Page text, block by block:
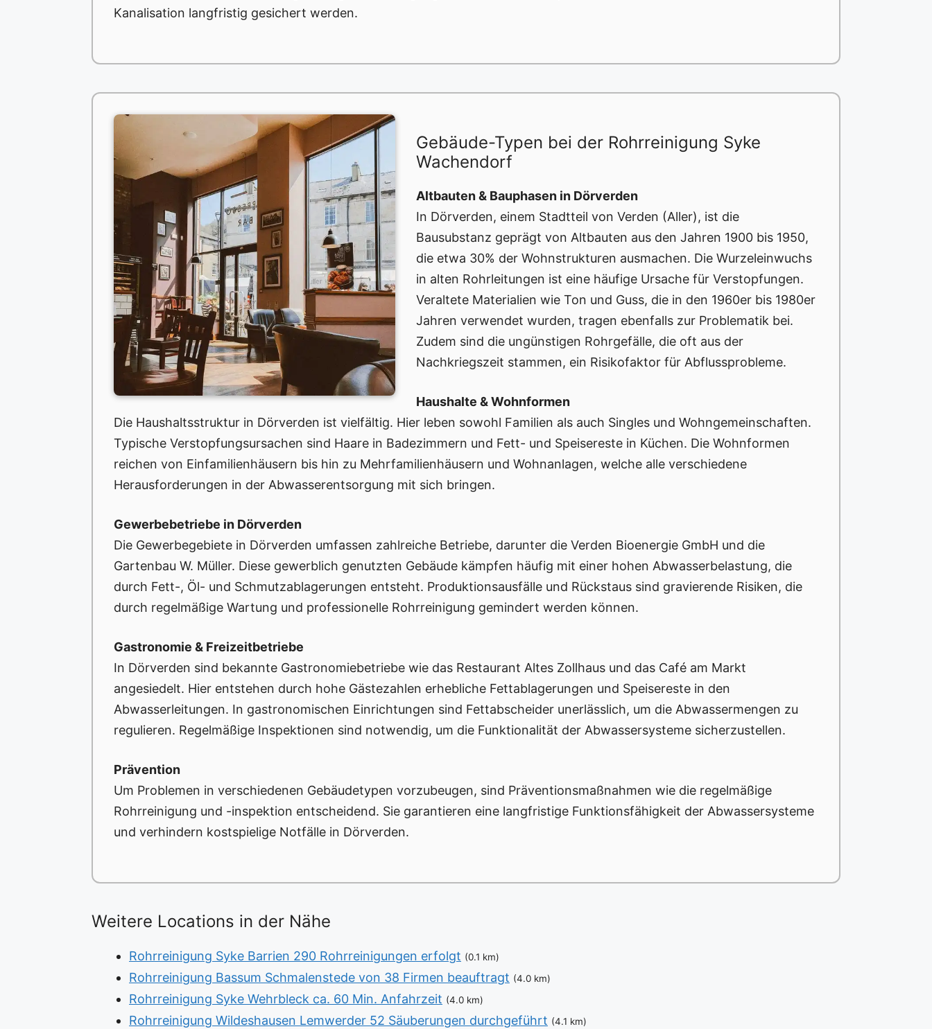
Kanalisation langfristig gesichert werden.
Gebäude-Typen bei der Rohrreinigung Syke
Wachendorf
Altbauten & Bauphasen in Dörverden
In Dörverden, einem Stadtteil von Verden (Aller), ist die
Bausubstanz geprägt von Altbauten aus den Jahren 1900 bis 1950,
die etwa 30% der Wohnstrukturen ausmachen. Die Wurzeleinwuchs
in alten Rohrleitungen ist eine häufige Ursache für Verstopfungen.
Veraltete Materialien wie Ton und Guss, die in den 1960er bis 1980er
Jahren verwendet wurden, tragen ebenfalls zur Problematik bei.
Zudem sind die ungünstigen Rohrgefälle, die oft aus der
Nachkriegszeit stammen, ein Risikofaktor für Abflussprobleme.
Haushalte & Wohnformen
Die Haushaltsstruktur in Dörverden ist vielfältig. Hier leben sowohl Familien als auch Singles und Wohngemeinschaften.
Typische Verstopfungsursachen sind Haare in Badezimmern und Fett- und Speisereste in Küchen. Die Wohnformen
reichen von Einfamilienhäusern bis hin zu Mehrfamilienhäusern und Wohnanlagen, welche alle verschiedene
Herausforderungen in der Abwasserentsorgung mit sich bringen.
Gewerbebetriebe in Dörverden
Die Gewerbegebiete in Dörverden umfassen zahlreiche Betriebe, darunter die Verden Bioenergie GmbH und die
Gartenbau W. Müller. Diese gewerblich genutzten Gebäude kämpfen häufig mit einer hohen Abwasserbelastung, die
durch Fett-, Öl- und Schmutzablagerungen entsteht. Produktionsausfälle und Rückstaus sind gravierende Risiken, die
durch regelmäßige Wartung und professionelle Rohrreinigung gemindert werden können.
Gastronomie & Freizeitbetriebe
In Dörverden sind bekannte Gastronomiebetriebe wie das Restaurant Altes Zollhaus und das Café am Markt
angesiedelt. Hier entstehen durch hohe Gästezahlen erhebliche Fettablagerungen und Speisereste in den
Abwasserleitungen. In gastronomischen Einrichtungen sind Fettabscheider unerlässlich, um die Abwassermengen zu
regulieren. Regelmäßige Inspektionen sind notwendig, um die Funktionalität der Abwassersysteme sicherzustellen.
Prävention
Um Problemen in verschiedenen Gebäudetypen vorzubeugen, sind Präventionsmaßnahmen wie die regelmäßige
Rohrreinigung und -inspektion entscheidend. Sie garantieren eine langfristige Funktionsfähigkeit der Abwassersysteme
und verhindern kostspielige Notfälle in Dörverden.
Weitere Locations in der Nähe
Rohrreinigung Syke Barrien 290 Rohrreinigungen erfolgt (0.1 km)
Rohrreinigung Bassum Schmalenstede von 38 Firmen beauftragt (4.0 km)
Rohrreinigung Syke Wehrbleck ca. 60 Min. Anfahrzeit (4.0 km)
Rohrreinigung Wildeshausen Lemwerder 52 Säuberungen durchgeführt (4.1 km)